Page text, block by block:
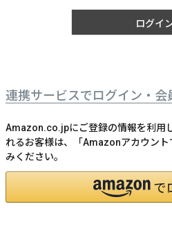
ログイ
連携サービスでログイン・会
Amazon.co.jpにご登録の情報を利用
れるお客様は、「Amazonアカウン
みください。